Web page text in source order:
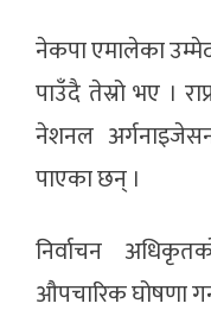
नेकपा एमालेका
पाउँदै तेस्रो भए ।
नेशनल
पाएका छन् ।
निर्वाचन
औपचारिक घोषणा